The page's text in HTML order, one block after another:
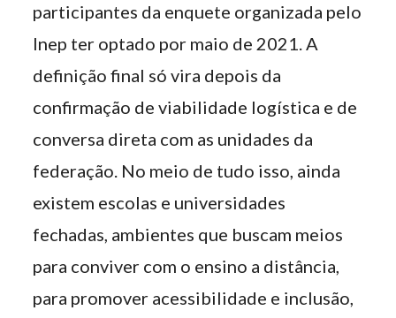
participantes da enquete organizada pelo
Inep ter optado por maio de 2021. A
definição final só vira depois da
confirmação de viabilidade logística e de
conversa direta com as unidades da
federação. No meio de tudo isso, ainda
existem escolas e universidades
fechadas, ambientes que buscam meios
para conviver com o ensino a distância,
para promover acessibilidade e inclusão,